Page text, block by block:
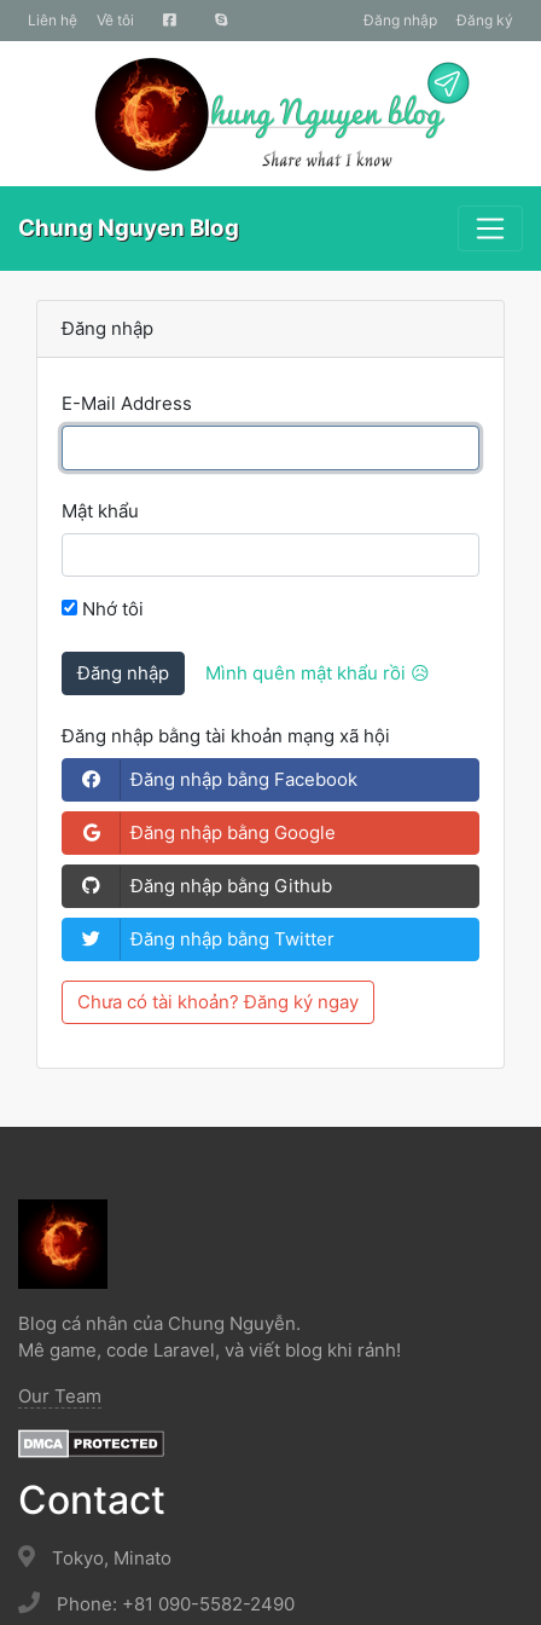
liên hệ Về tôi Đăng nhập Đăng ký
Chung Nguyen Blog
Đăng nhập
E-Mail Address
Mật khẩu
Nhớ tôi
Đăng nhập Mình quên mật khẩu rồi 😥
Đăng nhập bằng tài khoản mạng xã hội
Đăng nhập bằng Facebook
Đăng nhập bằng Google
Đăng nhập bằng Github
Đăng nhập bằng Twitter
Chưa có tài khoản? Đăng ký ngay
Blog cá nhân của Chung Nguyễn.
Mê game, code Laravel, và viết blog khi rảnh!
Our Team
Contact
Tokyo, Minato
Phone: +81 090-5582-2490